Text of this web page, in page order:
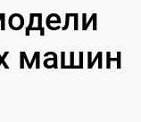
машин